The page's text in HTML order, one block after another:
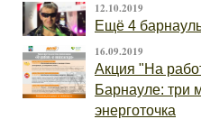
12.10.2019
Ещё 4
16.09.2019
Акция "На
Барнауле: три
энерготочка